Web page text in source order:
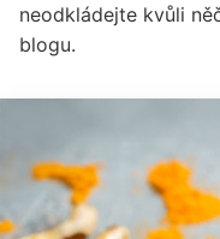
neodkládejte kvůli
blogu.